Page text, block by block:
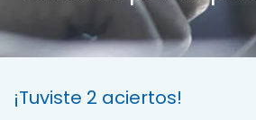
¡Tuviste 2 aciertos!